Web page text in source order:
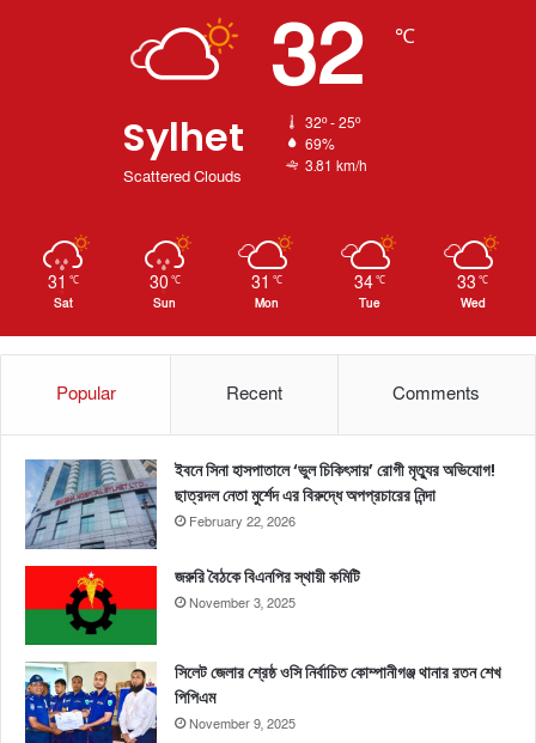
Sylhet
Scattered Clouds
32 ℃
32º - 25º
69%
3.81 km/h
31 ℃
Sat
30 ℃
Sun
31 ℃
Mon
34℃
Tue
33 ℃
Wed
Popular Recent Comments
ইবনে সিনা হাসপাতালে ‘ভুল চিকিৎসায়’ রোগী মৃত্যুর অভিযোগ!
ছাত্রদল নেতা মুর্শেদ এর বিরুদ্ধে অপপ্রচারের নিন্দা
February 22, 2026
জরুরি বৈঠকে বিএনপির স্থায়ী কমিটি
November 3, 2025
সিলেট জেলার শ্রেষ্ঠ ওসি নির্বাচিত কোম্পানীগঞ্জ থানার রতন শেখ
পিপিএম
November 9, 2025